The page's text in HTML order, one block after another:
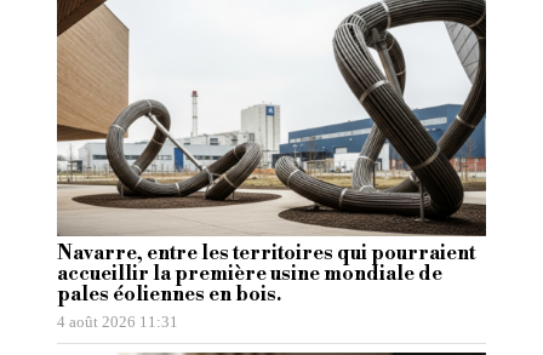
Navarre, entre les territoires qui pourraient
accueillir la première usine mondiale de
pales éoliennes en bois.
4 août 2026 11:31